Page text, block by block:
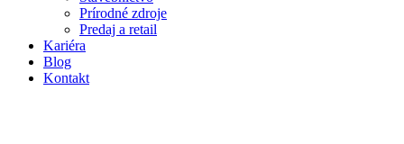
Prírodné zdroje
Predaj a retail
Kariéra
Blog
Kontakt